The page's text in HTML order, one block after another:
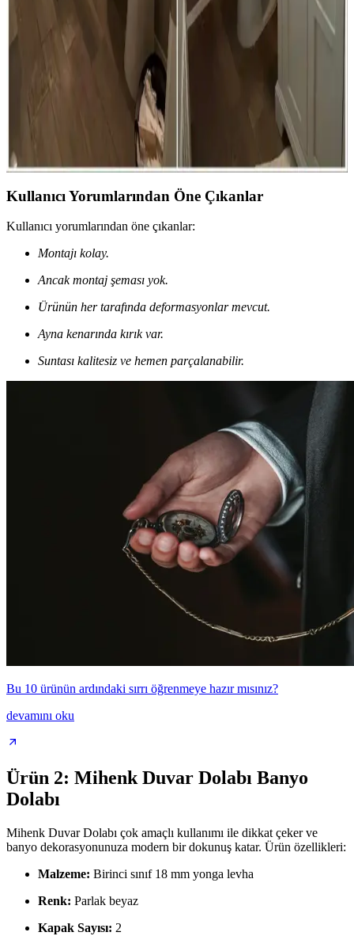
ürünlerle bu sorun aşılabilir, kalite ve dayanıklılık ise ön planda
tutulmalı.
Evde Banyo Yenileme: Bütçe Dostu Estetik ve
Fonksiyonel Tasarım Yaklaşımları
Evde banyo yenileme, doğru renk seçimi, özgün dekorasyon ve
fonksiyonel mobilyalarla sınırlı bütçede estetik ve kullanışlı
mekanlar yaratmayı mümkün kılar. Detaylar ve işçilik başarının
anahtarıdır.
Kullanıcı Yorumlarından Öne Çıkanlar
Kullanıcı yorumlarından öne çıkanlar:
Montajı kolay.
Ancak montaj şeması yok.
Ürünün her tarafında deformasyonlar mevcut.
Ayna kenarında kırık var.
Suntası kalitesiz ve hemen parçalanabilir.
Bu 10 ürünün ardındaki sırrı öğrenmeye hazır mısınız?
devamını oku
Ürün 2: Mihenk Duvar Dolabı Banyo
Dolabı
Mihenk Duvar Dolabı çok amaçlı kullanımı ile dikkat çeker ve
banyo dekorasyonunuza modern bir dokunuş katar. Ürün özellikleri:
Malzeme: Birinci sınıf 18 mm yonga levha
Renk: Parlak beyaz
Kapak Sayısı: 2